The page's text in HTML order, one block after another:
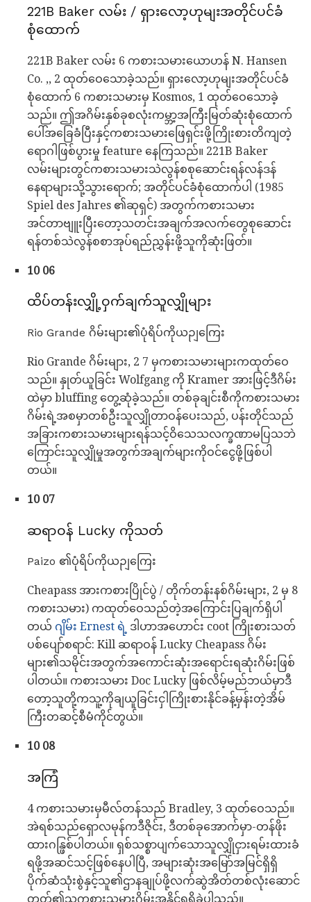
221B Baker လမ်း / ရှားလော့ဟုမျးအတိုင်ပင်ခံ
စုံထောက်
221B Baker လမ်း 6 ကစားသမားယောဟန် N. Hansen
Co. ,, 2 ထုတ်ဝေသောခဲ့သည်။ ရှားလော့ဟုမျးအတိုင်ပင်ခံ
စုံထောက် 6 ကစားသမားမှ Kosmos, 1 ထုတ်ဝေသောခဲ့
သည်။ ဤအဂိမ်းနှစ်ခုစလုံးကမ္ဘာ့အကြီးမြတ်ဆုံးစုံထောက်
ပေါ်အခြေခံပြီးနှင့်ကစားသမားဖြေရှင်းဖို့ကြိုးစားတိကျတဲ့
ရောဂါဖြစ်ပွားမှု feature နေကြသည်။ 221B Baker
လမ်းများတွင်ကစားသမားသဲလွန်စစုဆောင်းရန်လန်ဒန်
နေရာများသို့သွားရောက်; အတိုင်ပင်ခံစုံထောက်ပါ (1985
Spiel des Jahres ၏ဆုရှင်) အတွက်ကစားသမား
အင်တာဗျူးပြီးတော့သတင်းအချက်အလက်တွေစုဆောင်း
ရန်တစ်သဲလွန်စစာအုပ်ရည်ညွှန်းဖို့သူကိုဆုံးဖြတ်။
10 06
ထိပ်တန်းလျှို့ဝှက်ချက်သူလျှိုများ
Rio Grande ဂိမ်းများ၏ပုံရိပ်ကိုယဉျကြေး
Rio Grande ဂိမ်းများ, 2 7 မှကစားသမားများကထုတ်ဝေ
သည်။ နှုတ်ယူခြင်း Wolfgang ကို Kramer အားဖြင့်ဒီဂိမ်း
ထဲမှာ bluffing တွေ့ဆုံခဲ့သည်။ တစ်ခုချင်းစီကိုကစားသမား
ဂိမ်းရဲ့အစမှာတစ်ဦးသူလျှိုတာဝန်ပေးသည်, ပန်းတိုင်သည်
အခြားကစားသမားများရန်သင့်ဝိသေသလက္ခဏာမပြသဘဲ
ကြောင်းသူလျှိုမှုအတွက်အချက်များကိုဝင်ငွေဖို့ဖြစ်ပါ
တယ်။
10 07
ဆရာဝန် Lucky ကိုသတ်
Paizo ၏ပုံရိပ်ကိုယဉျကြေး
Cheapass အားကစားပြိုင်ပွဲ / တိုက်တန်းနစ်ဂိမ်းများ, 2 မှ 8
ကစားသမား) ကထုတ်ဝေသည်တဲ့အကြောင်းပြချက်ရှိပါ
တယ် ဂျိမ်း Ernest ရဲ့ ဒါဟာအဟောင်း coot ကြိုးစားသတ်
ပစ်ပျော်စရာင်: Kill ဆရာဝန် Lucky Cheapass ဂိမ်း
များ၏သမိုင်းအတွက်အကောင်းဆုံးအရောင်းရဆုံးဂိမ်းဖြစ်
ပါတယ်။ ကစားသမား Doc Lucky ဖြစ်လိမ့်မည်ဘယ်မှာဒီ
တော့သူတို့ကသူ့ကိုချယူခြင်းငှါကြိုးစားနိုင်ခန့်မှန်းတဲ့အိမ်
ကြီးတဆင့်စီမံကိုင်တွယ်။
10 08
အကြံ
4 ကစားသမားမှမီလ်တန်သည် Bradley, 3 ထုတ်ဝေသည်။
အဲရစ်သည်ရှောလမုန်ကဒီဇိုင်း, ဒီတစ်ခုအောက်မှာ-တန်ဖိုး
ထားဂန္ဖြစ်ပါတယ်။ ရှစ်သစ္စာပျက်သောသူလျှိုငှားရမ်းထားခံ
ရဖို့အဆင်သင့်ဖြစ်နေပါပြီ, အများဆုံးအမြော်အမြင်ရှိရှိ
ပိုက်ဆံသုံးစွဲနှင့်သူ၏ဌာနချုပ်ဖို့လက်ဆွဲအိတ်တစ်လုံးဆောင်
တတ်၏သူကစားသမားဂိမ်းအနိုင်ရရှိခဲ့ပါသည်။